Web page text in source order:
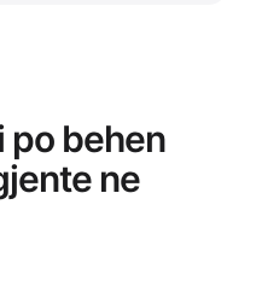
po behen
ne